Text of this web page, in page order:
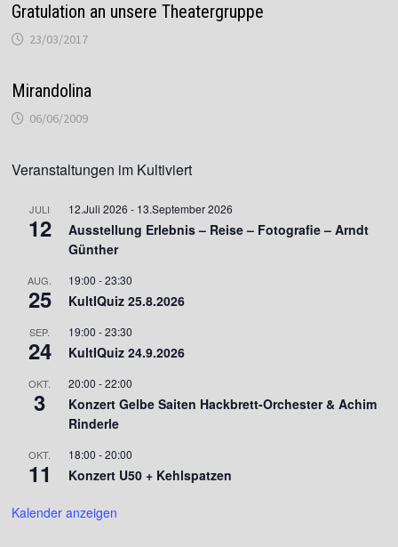
Gratulation an unsere Theatergruppe
23/03/2017
Mirandolina
06/06/2009
Veranstaltungen im Kultiviert
JULI
12
12.Juli 2026 - 13.September 2026
Ausstellung Erlebnis – Reise – Fotografie – Arndt
Günther
AUG.
25
19:00 -23:30
KultIQuiz 25.8.2026
SEP.
24
19:00 -23:30
KultIQuiz 24.9.2026
OKT.
3
20:00 -22:00
Konzert Gelbe Saiten Hackbrett-Orchester & Achim
Rinderle
OKT.
11
18:00 -20:00
Konzert U50 + Kehlspatzen
Kalender anzeigen